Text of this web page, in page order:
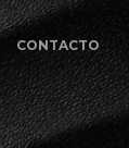
CONTACTO